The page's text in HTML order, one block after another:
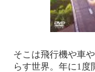
そこは飛行機や車
らす世界。年に1度